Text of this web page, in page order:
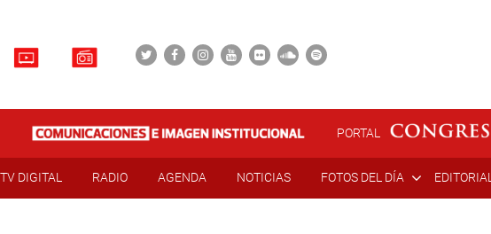
PORTAL
TV DIGITAL RADIO AGENDA NOTICIAS FOTOS DEL DÍA EDITORIAL